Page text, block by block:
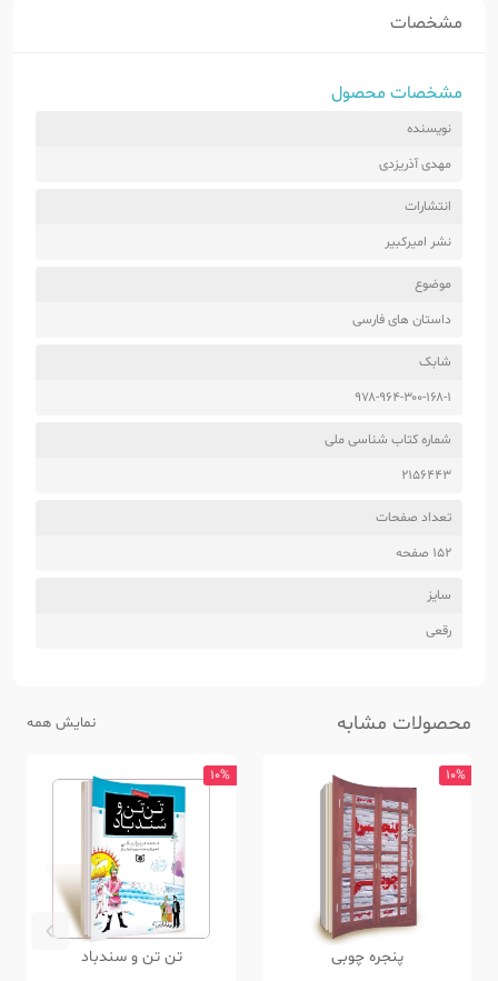
مشخصات
مشخصات محصول
نویسنده
مهدی آذریزدی
انتشارات
نشر امیرکبیر
موضوع
داستان های فارسی
شابک
۹۷۸-۹۶۴-۳۰۰-۱۶۸-۱
شماره کتاب شناسی ملی
۲۱۵۶۴۴۳
تعداد صفحات
152 صفحه
سایز
رقعی
محصولات مشابه نمایش همه
10%
پنجره چوبی
10%
تن تن و سندباد